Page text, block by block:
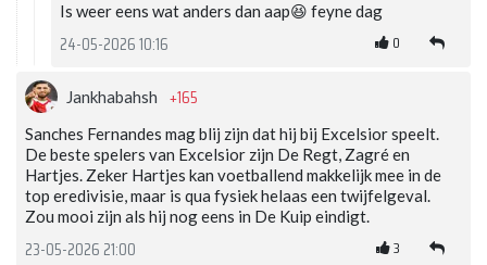
Is weer eens wat anders dan aap😆 feyne dag
24-05-2026 10:16 0
Jankhabahsh +165
Sanches Fernandes mag blij zijn dat hij bij Excelsior speelt.
De beste spelers van Excelsior zijn De Regt, Zagré en
Hartjes. Zeker Hartjes kan voetballend makkelijk mee in de
top eredivisie, maar is qua fysiek helaas een twijfelgeval.
Zou mooi zijn als hij nog eens in De Kuip eindigt.
23-05-2026 21:00 3